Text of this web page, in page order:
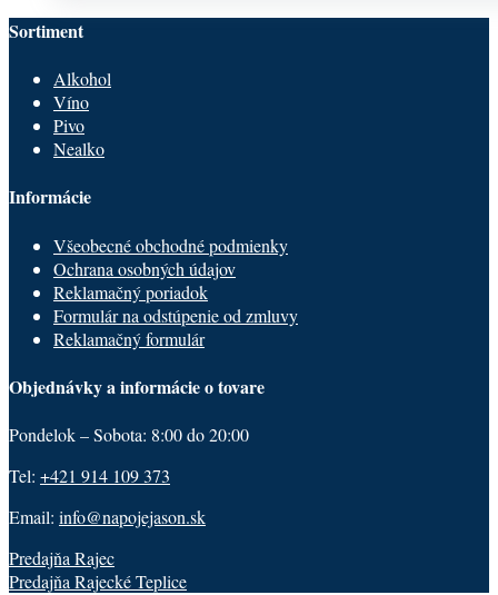
Sortiment
Alkohol
Víno
Pivo
Nealko
Informácie
Všeobecné obchodné podmienky
Ochrana osobných údajov
Reklamačný poriadok
Formulár na odstúpenie od zmluvy
Reklamačný formulár
Objednávky a informácie o tovare
Pondelok – Sobota: 8:00 do 20:00
Tel: +421 914 109 373
Email: info@napojejason.sk
Predajňa Rajec
Predajňa Rajecké Teplice